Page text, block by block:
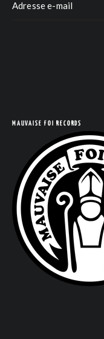
MAUVAISE FOI RECORDS